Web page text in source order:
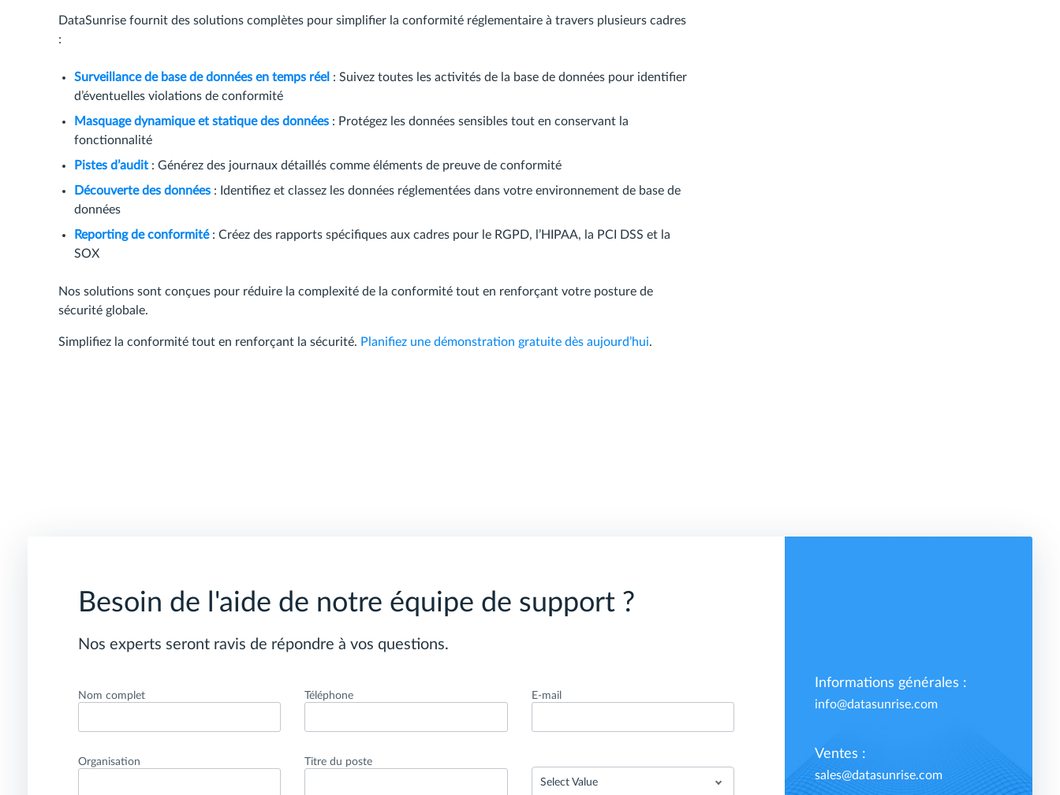
DataSunrise fournit des solutions complètes pour simplifier la conformité réglementaire à travers plusieurs cadres
:
Surveillance de base de données en temps réel : Suivez toutes les activités de la base de données pour identifier
d’éventuelles violations de conformité
Masquage dynamique et statique des données : Protégez les données sensibles tout en conservant la
fonctionnalité
Pistes d’audit : Générez des journaux détaillés comme éléments de preuve de conformité
Découverte des données : Identifiez et classez les données réglementées dans votre environnement de base de
données
Reporting de conformité: Créez des rapports spécifiques aux cadres pour le RGPD, l’HIPAA, la PCI DSS et la
SOX
Nos solutions sont conçues pour réduire la complexité de la conformité tout en renforçant votre posture de
sécurité globale.
Simplifiez la conformité tout en renforçant la sécurité. Planifiez une démonstration gratuite dès aujourd’hui.
Besoin de l'aide de notre équipe de support ?
Nos experts seront ravis de répondre à vos questions.
Nom complet Téléphone E-mail
Organisation
Titre du poste
Select Value
Informations générales :
info@datasunrise.com
Ventes :
sales@datasunrise.com